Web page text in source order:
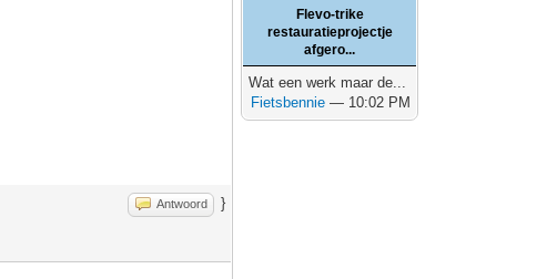
Antwoord }
Flevo-trike
restauratieprojectje
afgero...
Wat een werk maar de...
Fietsbennie — 10:02 PM